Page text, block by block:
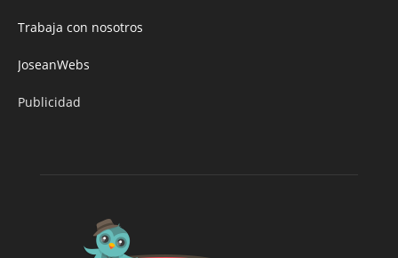
Trabaja con nosotros
JoseanWebs
Publicidad